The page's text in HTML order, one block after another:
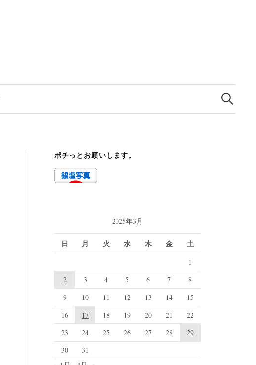
検
索:
ポチっとお願いします。
2025年3月
日 月 火 水 木 金 土
1
2
3 4 5 6 7
8
9
10 11 12 13 14
15
16
17 18 19 20 21
22
23
24 25 26 27 28
29
30
31